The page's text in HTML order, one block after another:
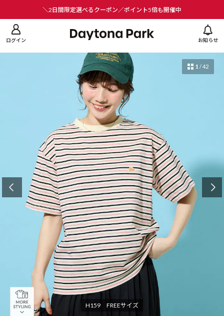
＼2日間限定選べるクーポン／ポイント5倍も開催中
ログイン お知らせ
H159 FREEサイズ
1 /42